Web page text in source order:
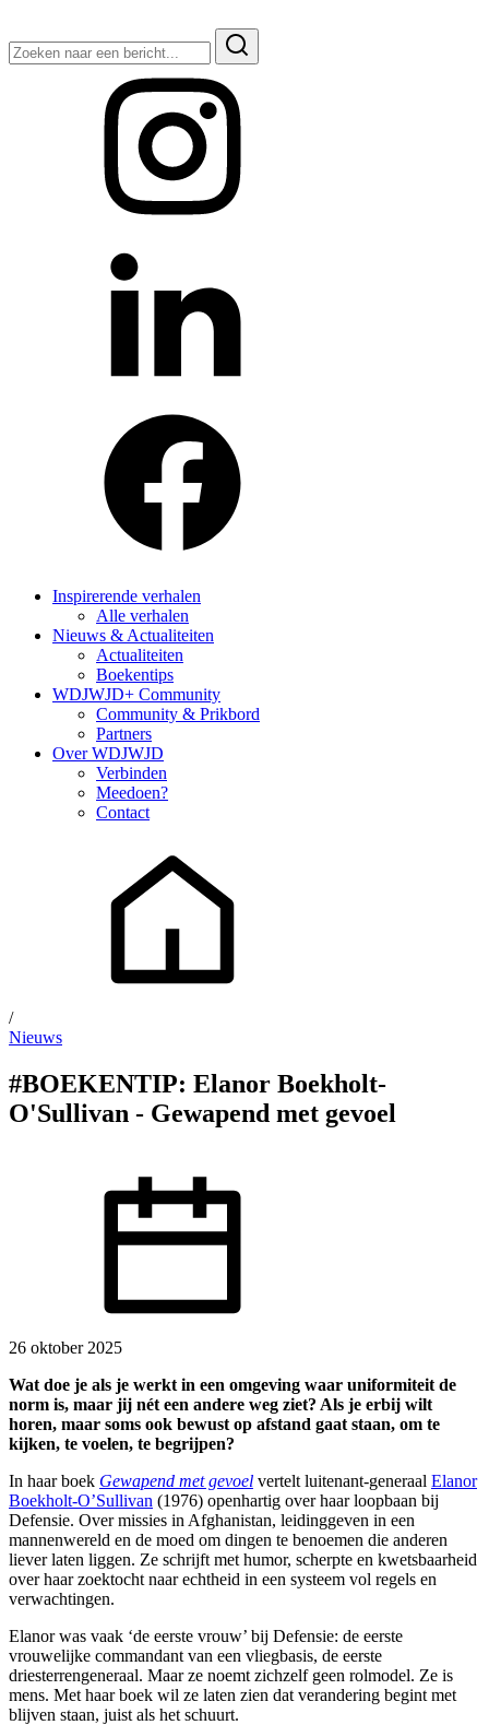
naar:
Inspirerende verhalen
Alle verhalen
Nieuws & Actualiteiten
Actualiteiten
Boekentips
WDJWJD+ Community
Community & Prikbord
Partners
Over WDJWJD
Verbinden
Meedoen?
Contact
/
Nieuws
#BOEKENTIP: Elanor Boekholt-
O'Sullivan - Gewapend met gevoel
26 oktober 2025
Wat doe je als je werkt in een omgeving waar uniformiteit de
norm is, maar jij nét een andere weg ziet? Als je erbij wilt
horen, maar soms ook bewust op afstand gaat staan, om te
kijken, te voelen, te begrijpen?
In haar boek Gewapend met gevoel vertelt luitenant-generaal Elanor
Boekholt-O’Sullivan (1976) openhartig over haar loopbaan bij
Defensie. Over missies in Afghanistan, leidinggeven in een
mannenwereld en de moed om dingen te benoemen die anderen
liever laten liggen. Ze schrijft met humor, scherpte en kwetsbaarheid
over haar zoektocht naar echtheid in een systeem vol regels en
verwachtingen.
Elanor was vaak ‘de eerste vrouw’ bij Defensie: de eerste
vrouwelijke commandant van een vliegbasis, de eerste
driesterrengeneraal. Maar ze noemt zichzelf geen rolmodel. Ze is
mens. Met haar boek wil ze laten zien dat verandering begint met
blijven staan, juist als het schuurt.